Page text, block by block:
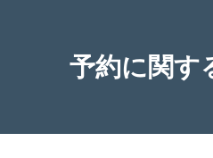
予約に関す